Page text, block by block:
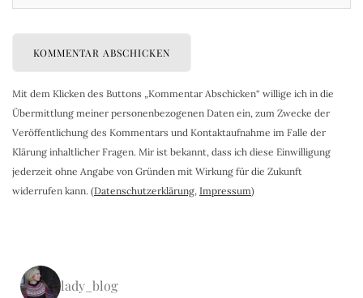
Mit dem Klicken des Buttons „Kommentar Abschicken“ willige ich in die
Übermittlung meiner personenbezogenen Daten ein, zum Zwecke der
Veröffentlichung des Kommentars und Kontaktaufnahme im Falle der
Klärung inhaltlicher Fragen. Mir ist bekannt, dass ich diese Einwilligung
jederzeit ohne Angabe von Gründen mit Wirkung für die Zukunft
widerrufen kann. (Datenschutzerklärung, Impressum)
lady_blog